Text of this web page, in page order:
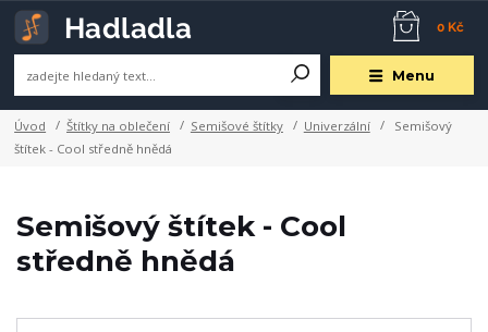
Menu
0 Kč
Úvod Štítky na oblečení Semišové štítky Univerzální
Semišový
štítek - Cool středně hnědá
Semišový štítek - Cool
středně hnědá